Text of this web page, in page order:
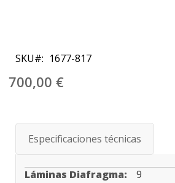
comienzo
de
la
SKU 1677-817
700,00 €
Especificaciones técnicas
Especificaciones
9